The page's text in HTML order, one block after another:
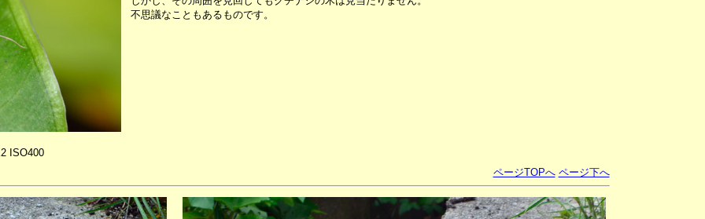
ISO400
不思議なこともあるものです。
ページTOPへ ページ下へ